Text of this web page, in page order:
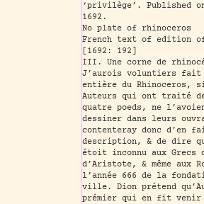
‘privilège’. Published
1692.
No plate of rhinoceros
French text of edition
[1692: 192]
III. Une corne de
J’aurois voluntiers
entière du Rhinoceros,
Auteurs qui ont traité
quatre poeds, ne
dessiner dans leurs
contenteray donc d’en
description, & de dire
étoit inconnu aux Grecs
d’Aristote, & même aux
l’année 666 de la
ville. Dion prétend
prémier qui en fit venir